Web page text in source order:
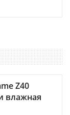
Z40
влажная